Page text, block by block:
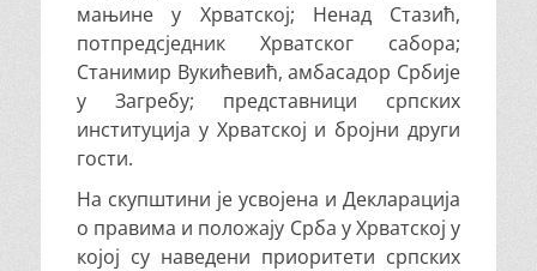
мањине у Хрватској; Ненад Стазић,
потпредсједник Хрватског сабора;
Станимир Вукићевић, амбасадор Србије
у Загребу; представници српских
институција у Хрватској и бројни други
гости.
На скупштини је усвојена и Декларација
о правима и положају Срба у Хрватској у
којој су наведени приоритети српских